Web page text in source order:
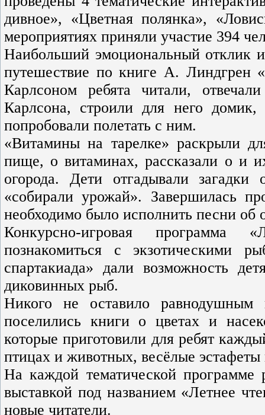
дивное», «Цветная полянка»,
мероприятиях приняли участие 394
Наибольший эмоциональный отклик
путешествие по книге А.
Карлсоном ребята читали,
Карлсона, строили для него
попробовали полетать с ним.
«Витамины на тарелке» раскрыли
пище, о витаминах, рассказали о и
огорода. Дети отгадывали
«собирали урожай». Завершилась
необходимо было исполнить песни об
Конкурсно-игровая программа
познакомиться с экзотическими
спартакиада» дали возможность
диковинных рыб.
Никого не оставило равнодушным
поселились книги о цветах и
которые приготовили для ребят
птицах и животных, весёлые
На каждой тематической
выставкой под названием «Летнее
новые читатели.